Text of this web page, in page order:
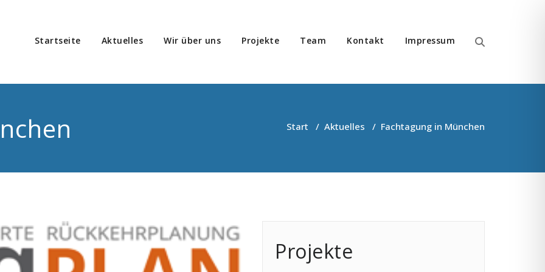
Startseite Aktuelles Wir über uns Projekte Team Kontakt Impressum
Start / Aktuelles / Fachtagung in München
Projekte